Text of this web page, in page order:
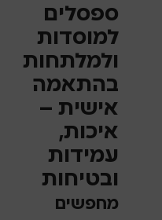
ספסלים
למוסדות
ולמלתחות
בהתאמה
אישית –
איכות,
עמידות
ובטיחות
מחפשים